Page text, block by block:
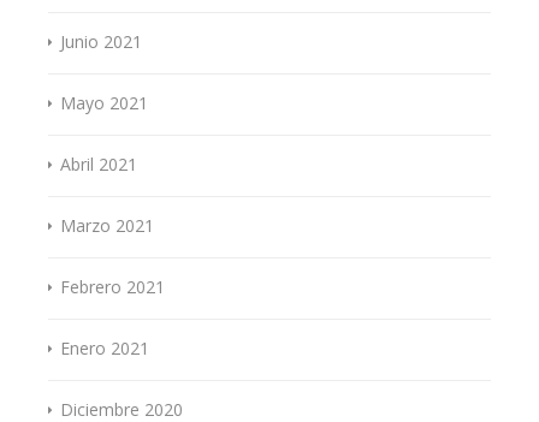
Junio 2021
Mayo 2021
Abril 2021
Marzo 2021
Febrero 2021
Enero 2021
Diciembre 2020